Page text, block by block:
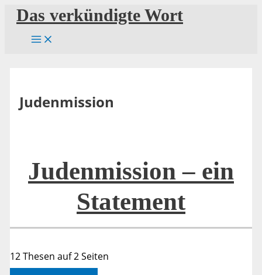
Zum
Inhalt
springen
Das verkündigte Wort
Judenmission
Judenmission – ein
Statement
12 Thesen auf 2 Seiten